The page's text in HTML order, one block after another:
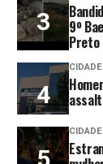
9º
Preto